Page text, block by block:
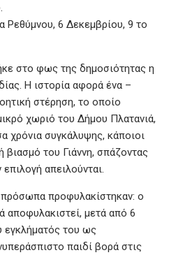
Ρεθύμνου, 6 Δεκεμβρίου, 9 το
στο φως της δημοσιότητας η
Η ιστορία αφορά ένα –
στέρηση, το οποίο
χωριό του Δήμου Πλατανιά,
χρόνια συγκάλυψης, κάποιοι
βιασμό του Γιάννη, σπάζοντας
απειλούνται.
προφυλακίστηκαν: ο
αποφυλακιστεί, μετά από 6
εγκλήματός του ως
παιδί βορά στις